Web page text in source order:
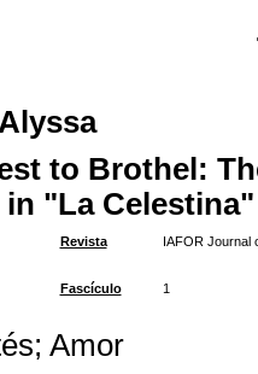
to Brothel:
"La Celestina"
Revista IAFOR Journal
Fascículo 1
; Amor